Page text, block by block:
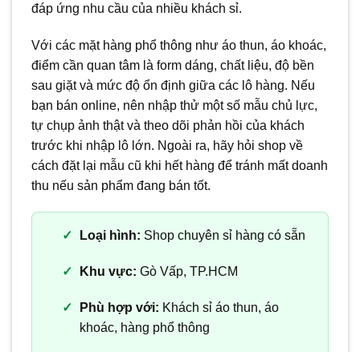
đáp ứng nhu cầu của nhiều khách sỉ.
Với các mặt hàng phổ thông như áo thun, áo khoác,
điểm cần quan tâm là form dáng, chất liệu, độ bền
sau giặt và mức độ ổn định giữa các lô hàng. Nếu
bạn bán online, nên nhập thử một số mẫu chủ lực,
tự chụp ảnh thật và theo dõi phản hồi của khách
trước khi nhập lô lớn. Ngoài ra, hãy hỏi shop về
cách đặt lại mẫu cũ khi hết hàng để tránh mất doanh
thu nếu sản phẩm đang bán tốt.
Loại hình: Shop chuyên sỉ hàng có sẵn
Khu vực: Gò Vấp, TP.HCM
Phù hợp với: Khách sỉ áo thun, áo
khoác, hàng phổ thông